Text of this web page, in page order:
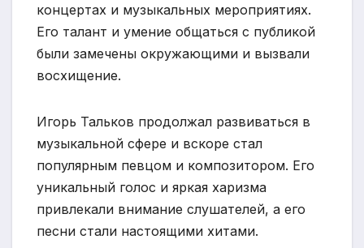
концертах и музыкальных мероприятиях.
Его талант и умение общаться с публикой
были замечены окружающими и вызвали
восхищение.
Игорь Тальков продолжал развиваться в
музыкальной сфере и вскоре стал
популярным певцом и композитором. Его
уникальный голос и яркая харизма
привлекали внимание слушателей, а его
песни стали настоящими хитами.